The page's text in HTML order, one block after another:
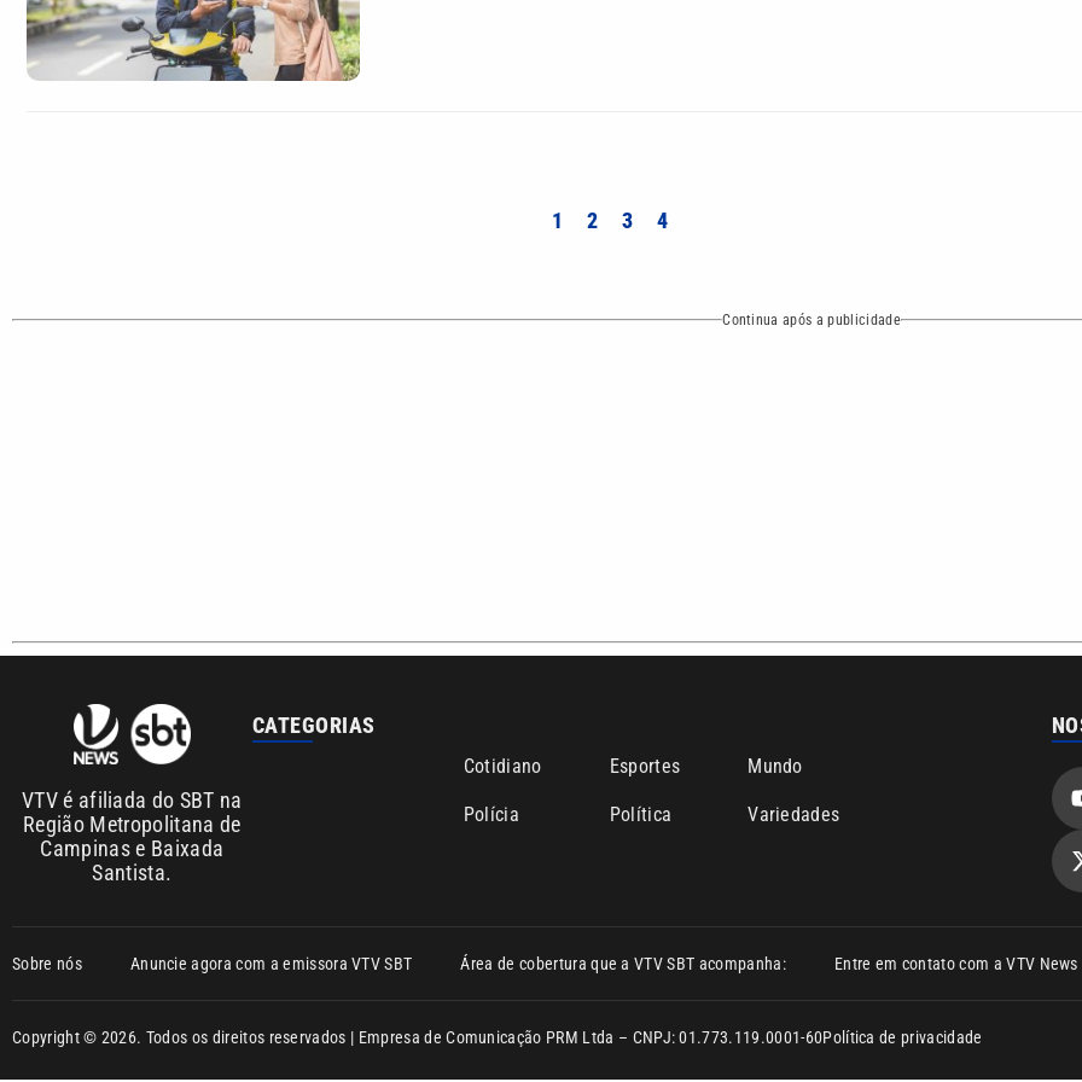
1 2 3 4
Continua após a publicidade
Sobre nós Anuncie agora com a emissora VTV SBT Área de cobertura que a VTV SBT acompanha: Entre em contato com a VTV News
Copyright © 2026. Todos os direitos reservados | Empresa de Comunicação PRM Ltda – CNPJ: 01.773.119.0001-60